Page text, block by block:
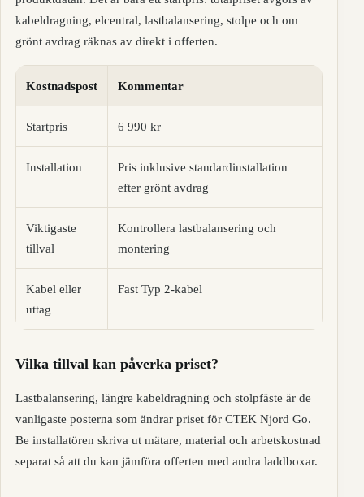
kabeldragning, elcentral, lastbalansering, stolpe och om
grönt avdrag räknas av direkt i offerten.
Kostnadspost Kommentar
Startpris 6 990 kr
Installation
Pris inklusive standardinstallation
efter grönt avdrag
Viktigaste
tillval
Kontrollera lastbalansering och
montering
Kabel eller
uttag
Fast Typ 2-kabel
Vilka tillval kan påverka priset?
Lastbalansering, längre kabeldragning och stolpfäste är de
vanligaste posterna som ändrar priset för CTEK Njord Go.
Be installatören skriva ut mätare, material och arbetskostnad
separat så att du kan jämföra offerten med andra laddboxar.